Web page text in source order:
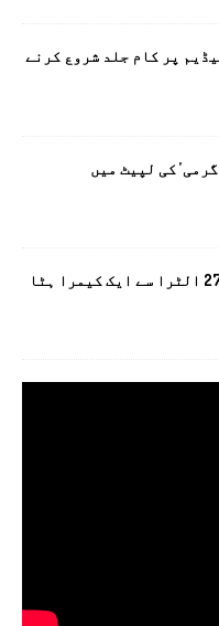
پر کام جلد شروع کرنے
کی لپیٹ میں
سام سنگ گلیکسی ایس 27 الٹرا سے ایک کیمرا ہٹا